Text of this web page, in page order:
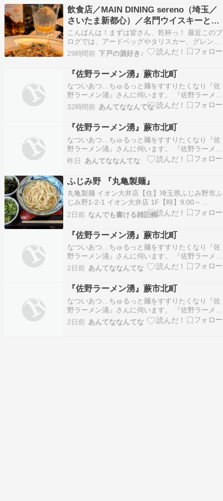
飲食店／MAIN DINING sereno（埼玉／
さいたま新都心）／名門ウイスキーとイ
タリアン
こんばんは！まずは皆さん、乾杯っ！ 最近このブ
ログでは、アードベッグやタリスカー、グレンフ
ィディックにポールジロー……と、名門ウイスキ
ーやブランデーのレビューが続いておりますが、
実はそのほとんどを、ある一軒の同じお店でいた
だいているんです。今日はその、私がすっかり通
い詰めてしま…
29時間前 下戸の酒好き♪
『佐野ラーメン湧』蕨市北町
なついあつ…ちゅるっと麺をすすりたくなり『佐
野ラーメン涌』さんに伺います。 『佐野ラーメン
湧』蕨市北町 - 特命B級グルメ部長の報告書[埼玉]
続きを読む
32時間前 あんてななんてな
『佐野ラーメン湧』蕨市北町
なついあつ…ちゅるっと麺をすすりたくなり『佐
野ラーメン涌』さんに伺います。 『佐野ラーメン
湧』蕨市北町 - 特命B級グルメ部長の報告書[埼玉]
続きを読む
昨日 あんてななんてな
ふじみ野 『丸亀製麺』
丸亀製麺 イオン大井店【住】埼玉県ふじみ野市ふ
じみ野1-2-1 イオン大井店 1F【時】9:00～
20:30【休】無休丸亀製麺HP 『ランチ』で利用
紹介18回目（前回のブログ）※チェーン店トータ
ルイオンのフードコート内の丸亀さんです。個人
的にはイオンより「サティ」の方が親しみ…
2日前 なんでも書ける雑記帳
『佐野ラーメン湧』蕨市北町
なついあつ…ちゅるっと麺をすすりたくなり『佐
野ラーメン涌』さんに伺います。 『佐野ラーメン
湧』蕨市北町 - 特命B級グルメ部長の報告書[埼玉]
続きを読む
2日前 あんてななんてな
『佐野ラーメン湧』蕨市北町
なついあつ…ちゅるっと麺をすすりたくなり『佐
野ラーメン涌』さんに伺います。 『佐野ラーメン
湧』蕨市北町 - 特命B級グルメ部長の報告書[埼玉]
続きを読む
2日前 あんてななんてな